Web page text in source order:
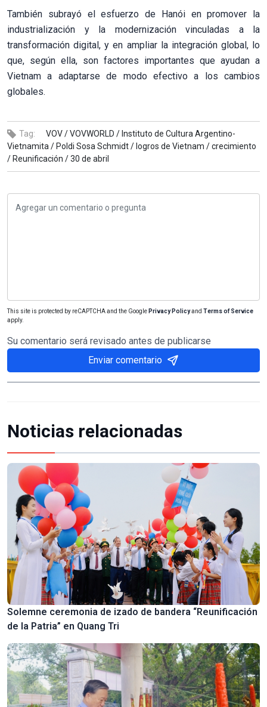
También subrayó el esfuerzo de Hanói en promover la
industrialización y la modernización vinculadas a la
transformación digital, y en ampliar la integración global, lo
que, según ella, son factores importantes que ayudan a
Vietnam a adaptarse de modo efectivo a los cambios
globales.
Tag: VOV /VOVWORLD / Instituto de Cultura Argentino-
Vietnamita / Poldi Sosa Schmidt / logros de Vietnam /crecimiento
/ Reunificación /30 de abril
This site is protected by reCAPTCHA and the Google Privacy Policyand Terms of Service
apply.
Su comentario será revisado antes de publicarse
Enviar comentario
Noticias relacionadas
Solemne ceremonia de izado de bandera “Reunificación
de la Patria” en Quang Tri